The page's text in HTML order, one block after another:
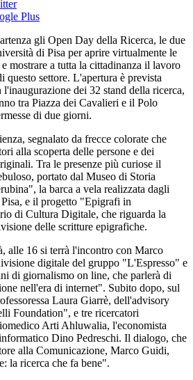
gli Open Day della Ricerca, le due
di Pisa per aprire virtualmente le
mostrare a tutta la cittadinanza il lavoro
questo settore. L'apertura è prevista
dei 32 stand della ricerca,
tra Piazza dei Cavalieri e il Polo
di due giorni.
segnalato da frecce colorate che
alla scoperta delle persone e dei
Tra le presenze più curiose il
portato dal Museo di Storia
la barca a vela realizzata dagli
e il progetto "Epigrafi in
di Cultura Digitale, che riguarda la
delle scritture epigrafiche.
alle 16 si terrà l'incontro con Marco
digitale del gruppo "L'Espresso" e
di giornalismo on line, che parlerà di
nell'era di internet". Subito dopo, sul
Laura Giarrè, dell'advisory
Foundation", e tre ricercatori
Arti Ahluwalia, l'economista
Dino Pedreschi. Il dialogo, che
alla Comunicazione, Marco Guidi,
la ricerca che fa bene".